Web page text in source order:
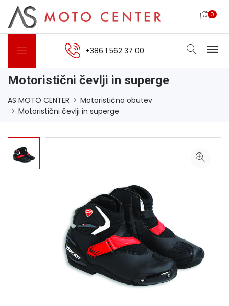
0
+386 1 562 37 00
Motoristični čevlji in superge
AS MOTO CENTER
Motoristična obutev
Motoristični čevlji in superge